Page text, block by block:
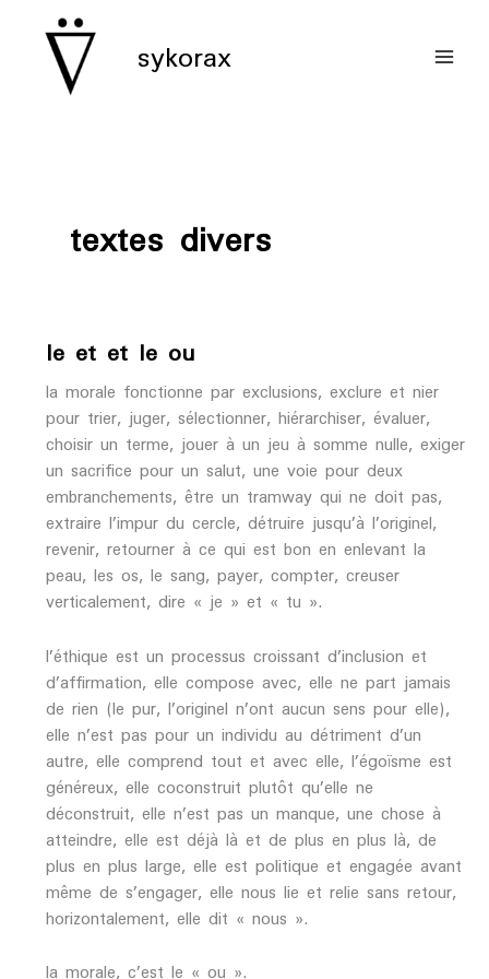
contenu sykorax
textes divers
le et et le ou
la morale fonctionne par exclusions, exclure et nier
pour trier, juger, sélectionner, hiérarchiser, évaluer,
choisir un terme, jouer à un jeu à somme nulle, exiger
un sacrifice pour un salut, une voie pour deux
embranchements, être un tramway qui ne doit pas,
extraire l’impur du cercle, détruire jusqu’à l’originel,
revenir, retourner à ce qui est bon en enlevant la
peau, les os, le sang, payer, compter, creuser
verticalement, dire « je » et « tu ».
l’éthique est un processus croissant d’inclusion et
d’affirmation, elle compose avec, elle ne part jamais
de rien (le pur, l’originel n’ont aucun sens pour elle),
elle n’est pas pour un individu au détriment d’un
autre, elle comprend tout et avec elle, l’égoïsme est
généreux, elle coconstruit plutôt qu’elle ne
déconstruit, elle n’est pas un manque, une chose à
atteindre, elle est déjà là et de plus en plus là, de
plus en plus large, elle est politique et engagée avant
même de s’engager, elle nous lie et relie sans retour,
horizontalement, elle dit « nous ».